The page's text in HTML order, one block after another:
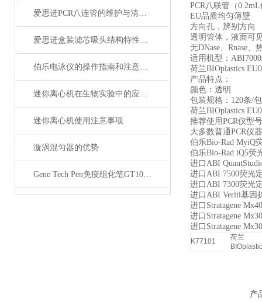
爱思进PCR八连管的维护与清洁指南说明
爱思进盒装滤芯吸头结构特性与实验防污染技术说明
伯乐电泳仪的操作指南和注意事项
迷你离心机在生物实验中的应用与优势分析
迷你离心机使用注意事项
漩涡混匀器的优势
Gene Tech Pen免疫组化笔GT1001小号
PCR八联管（
EU品质均匀薄壁
方向孔，辨别方向
透明管体，液面可
无DNase、Rnase、
适用机型：
荷兰BIOplastics
产品特点：
颜色：透明
包装规格：120条/
荷兰BIOplastics
推荐使用PCR仪型
大多数普通PCR仪器
伯乐Bio-Rad MyiQ
伯乐Bio-Rad iQ5荧
进口ABI
进口ABI 7500荧光
进口ABI 7300荧光
进口ABI Veriti基因
进口Stratagene
进口Stratagene
进口 Stratagene
K77101
荷兰
产